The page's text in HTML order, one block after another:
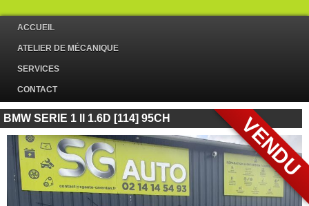
ACCUEIL
ATELIER DE MÉCANIQUE
SERVICES
CONTACT
BMW SERIE 1 II 1.6D [114] 95CH VENDU